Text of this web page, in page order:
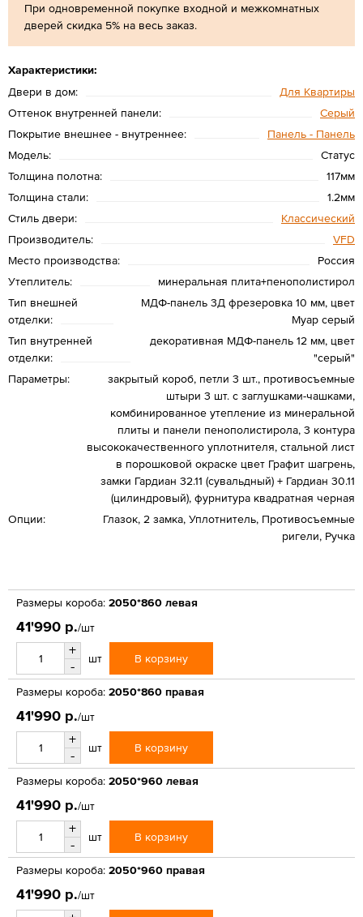
При одновременной покупке входной и межкомнатных
дверей скидка 5% на весь заказ.
Характеристики:
Двери в дом:
Для Квартиры
Оттенок внутренней панели:
Серый
Покрытие внешнее - внутреннее:
Панель - Панель
Модель:
Статус
Толщина полотна:
117мм
Толщина стали:
1.2мм
Стиль двери:
Классический
Производитель:
VFD
Место производства:
Россия
Утеплитель:
минеральная плита+пенополистирол
Тип внешней
отделки:
МДФ-панель 3Д фрезеровка 10 мм, цвет
Муар серый
Тип внутренней
отделки:
декоративная МДФ-панель 12 мм, цвет
"серый"
Параметры:
закрытый короб, петли 3 шт., противосъемные
штыри 3 шт. с заглушками-чашками,
комбинированное утепление из минеральной
плиты и панели пенополистирола, 3 контура
высококачественного уплотнителя, стальной лист
в порошковой окраске цвет Графит шагрень,
замки Гардиан 32.11 (сувальдный) + Гардиан 30.11
(цилиндровый), фурнитура квадратная черная
Опции:
Глазок, 2 замка, Уплотнитель, Противосъемные
ригели, Ручка
Размеры короба: 2050*860 левая
41'990 р./шт
+
-
шт В корзину
Размеры короба: 2050*860 правая
41'990 р./шт
+
-
шт В корзину
Размеры короба: 2050*960 левая
41'990 р./шт
+
-
шт В корзину
Размеры короба: 2050*960 правая
41'990 р./шт